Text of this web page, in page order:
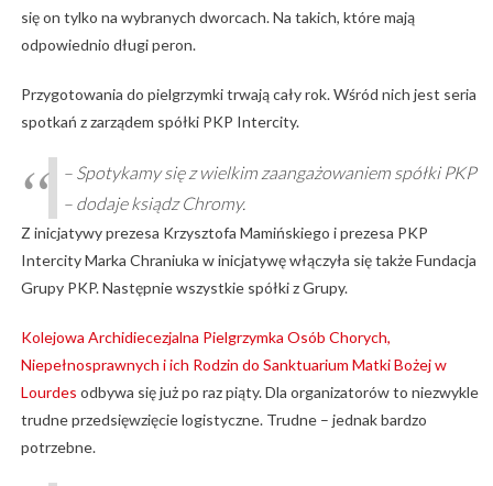
się on tylko na wybranych dworcach. Na takich, które mają
odpowiednio długi peron.
Przygotowania do pielgrzymki trwają cały rok. Wśród nich jest seria
spotkań z zarządem spółki PKP Intercity.
– Spotykamy się z wielkim zaangażowaniem spółki PKP
– dodaje ksiądz Chromy.
Z inicjatywy prezesa Krzysztofa Mamińskiego i prezesa PKP
Intercity Marka Chraniuka w inicjatywę włączyła się także Fundacja
Grupy PKP. Następnie wszystkie spółki z Grupy.
Kolejowa Archidiecezjalna Pielgrzymka Osób Chorych,
Niepełnosprawnych i ich Rodzin do Sanktuarium Matki Bożej w
Lourdes odbywa się już po raz piąty. Dla organizatorów to niezwykle
trudne przedsięwzięcie logistyczne. Trudne – jednak bardzo
potrzebne.